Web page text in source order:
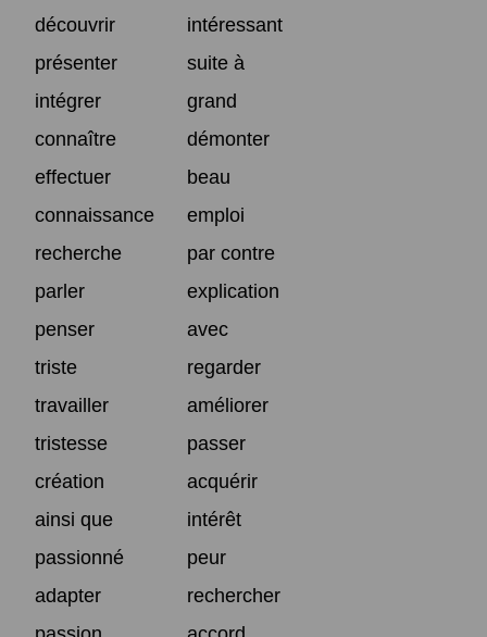
découvrir
intéressant
présenter
suite à
intégrer
grand
connaître
démonter
effectuer
beau
connaissance
emploi
recherche
par contre
parler
explication
penser
avec
triste
regarder
travailler
améliorer
tristesse
passer
création
acquérir
ainsi que
intérêt
passionné
peur
adapter
rechercher